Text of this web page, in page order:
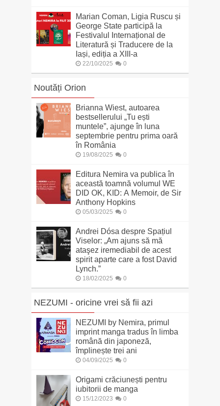
Marian Coman, Ligia Ruscu și
George State participă la
Festivalul Internațional de
Literatură și Traducere de la
Iași, ediția a XIII-a
22/10/2025 0
Noutăți Orion
Brianna Wiest, autoarea
bestsellerului „Tu ești
muntele”, ajunge în luna
septembrie pentru prima oară
în România
19/08/2025 0
Editura Nemira va publica în
această toamnă volumul WE
DID OK, KID: A Memoir, de Sir
Anthony Hopkins
05/03/2025 0
Andrei Dósa despre Spațiul
Viselor: „Am ajuns să mă
ataşez iremediabil de acest
spirit aparte care a fost David
Lynch.”
18/02/2025 0
NEZUMI - oricine vrei să fii azi
NEZUMI by Nemira, primul
imprint manga tradus în limba
română din japoneză,
împlinește trei ani
04/09/2025 0
Origami crăciunești pentru
iubitorii de manga
15/12/2023 0